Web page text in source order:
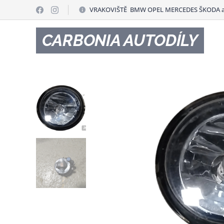
VRAKOVIŠTĚ BMW OPEL MERCEDES ŠKODA
CARBONIA AUTODÍLY